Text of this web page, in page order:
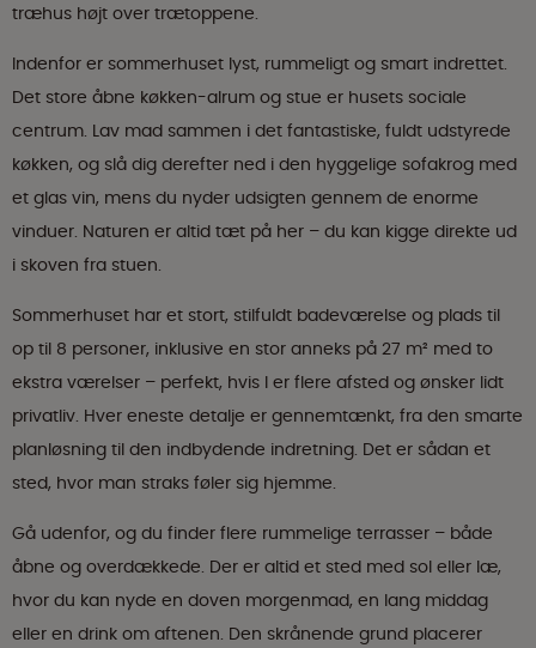
træhus højt over trætoppene.
Indenfor er sommerhuset lyst, rummeligt og smart indrettet.
Det store åbne køkken-alrum og stue er husets sociale
centrum. Lav mad sammen i det fantastiske, fuldt udstyrede
køkken, og slå dig derefter ned i den hyggelige sofakrog med
et glas vin, mens du nyder udsigten gennem de enorme
vinduer. Naturen er altid tæt på her – du kan kigge direkte ud
i skoven fra stuen.
Sommerhuset har et stort, stilfuldt badeværelse og plads til
op til 8 personer, inklusive en stor anneks på 27 m² med to
ekstra værelser – perfekt, hvis I er flere afsted og ønsker lidt
privatliv. Hver eneste detalje er gennemtænkt, fra den smarte
planløsning til den indbydende indretning. Det er sådan et
sted, hvor man straks føler sig hjemme.
Gå udenfor, og du finder flere rummelige terrasser – både
åbne og overdækkede. Der er altid et sted med sol eller læ,
hvor du kan nyde en doven morgenmad, en lang middag
eller en drink om aftenen. Den skrånende grund placerer